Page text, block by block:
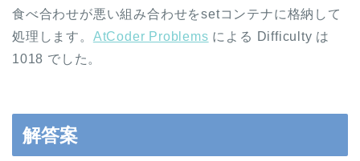
食べ合わせが悪い組み合わせをsetコンテナに格納して
処理します。 AtCoder Problems による Difficulty は
1018 でした。
解答案